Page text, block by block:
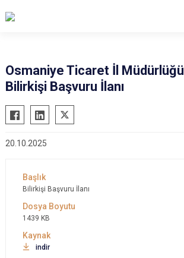
Bahçe
Düziçi
Kadirli
Toprakkale
Osmaniye Ticaret İl Müdürlüğü
Bilirkişi Başvuru İlanı
20.10.2025
Bilirkişi Başvuru İlanı
1439 KB
indir